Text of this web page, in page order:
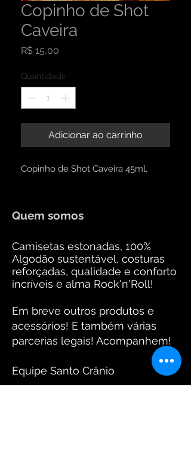
Copinho de Shot
Caveira
R$ 15,00
Quantidade *
Adicionar ao carrinho
Copinho de Shot Caveira 45ml,
Quem somos
Camisetas estonadas, 100%
Algodão sustentável, costuras
reforçadas, qualidade e conforto
incríveis e alma Rock'n'Roll!
Em breve outros produtos e
acessórios! E também várias
parcerias legais! Acompanhem!
Equipe Santo Crânio